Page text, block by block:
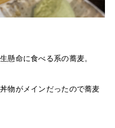
懸命に食べる系の蕎麦。
物がメインだったので蕎麦